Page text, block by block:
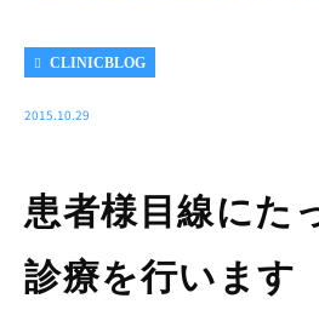
一般歯科
親知らずの抜歯
義歯・入れ歯
CLINICBLOG
2015.10.29
患者様目線にた
診療を行います